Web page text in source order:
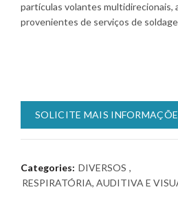
partículas volantes multidirecionais,
provenientes de serviços de
SOLICITE MAIS
Categories: DIVERSOS ,
RESPIRATÓRIA, AUDITIVA E